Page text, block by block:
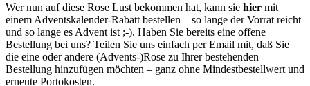
Wer nun auf diese Rose Lust bekommen hat, kann sie hier mit
einem Adventskalender-Rabatt bestellen – so lange der Vorrat reicht
und so lange es Advent ist ;-). Haben Sie bereits eine offene
Bestellung bei uns? Teilen Sie uns einfach per Email mit, daß Sie
die eine oder andere (Advents-)Rose zu Ihrer bestehenden
Bestellung hinzufügen möchten – ganz ohne Mindestbestellwert und
erneute Portokosten.